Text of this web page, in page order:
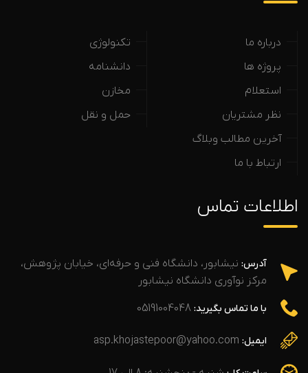
تکنولوژی
دانشنامه
مخازن
حمل و نقل
درباره ما
پروژه ها
استعلام
نظر مشتریان
آخرین مطالب وبلاگ
ارتباط با ما
اطلاعات تماس
آدرس: نیشابور، دانشگاه فنی و حرفه‌ای، خیابان پژوهش،
مرکز نوآوری دانشگاه نیشابور
با ما تماس بگیرید:
ایمیل: